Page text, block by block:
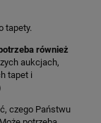
tapety.
również
aukcjach,
tapet i
czego Państwu